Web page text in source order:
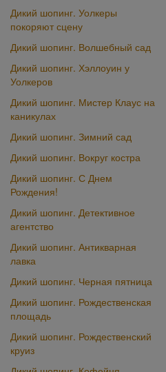
Дикий шопинг. Уолкеры
покоряют сцену
Дикий шопинг. Волшебный сад
Дикий шопинг. Хэллоуин у
Уолкеров
Дикий шопинг. Мистер Клаус на
каникулах
Дикий шопинг. Зимний сад
Дикий шопинг. Вокруг костра
Дикий шопинг. С Днем
Рождения!
Дикий шопинг. Детективное
агентство
Дикий шопинг. Антикварная
лавка
Дикий шопинг. Черная пятница
Дикий шопинг. Рождественская
площадь
Дикий шопинг. Рождественский
круиз